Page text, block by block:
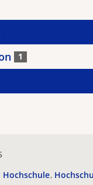
1
Hochschule